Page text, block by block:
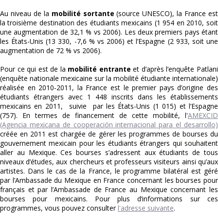
Au niveau de la mobilité sortante (source UNESCO), la France est
la troisième destination des étudiants mexicains (1 954 en 2010, soit
une augmentation de 32,1 % vs 2006). Les deux premiers pays étant
les États-Unis (13 330, -7,6 % vs 2006) et l’Espagne (2 933, soit une
augmentation de 72 % vs 2006).
Pour ce qui est de la mobilité entrante et d’après l’enquête Patlani
(enquête nationale mexicaine sur la mobilité étudiante internationale)
réalisée en 2010-2011, la France est le premier pays d’origine des
étudiants étrangers avec 1 448 inscrits dans les établissements
mexicains en 2011, suivie par les États-Unis (1 015) et l’Espagne
(757). En termes de financement de cette mobilité, l'AMEXCID
(Agencia mexicana de cooperación internacional para el desarrollo)
créée en 2011 est chargée de gérer les programmes de bourses du
gouvernement mexicain pour les étudiants étrangers qui souhaitent
aller au Mexique. Ces bourses s’adressent aux étudiants de tous
niveaux d’études, aux chercheurs et professeurs visiteurs ainsi qu’aux
artistes. Dans le cas de la France, le programme bilatéral est géré
par l’Ambassade du Mexique en France concernant les bourses pour
français et par l’Ambassade de France au Mexique concernant les
bourses pour mexicains. Pour plus d’informations sur ces
programmes, vous pouvez consulter l'adresse suivante.